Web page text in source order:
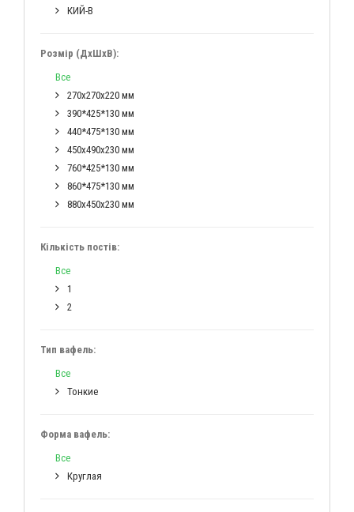
КИЙ-В
Розмір (ДхШхВ):
Все
270х270х220 мм
390*425*130 мм
440*475*130 мм
450х490х230 мм
760*425*130 мм
860*475*130 мм
880х450х230 мм
Кількість постів:
Все
1
2
Тип вафель:
Все
Тонкие
Форма вафель:
Все
Круглая